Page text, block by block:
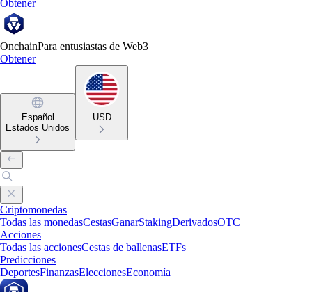
Obtener
OnchainPara entusiastas de Web3
Obtener
Español
Estados Unidos
USD
Criptomonedas
Todas las monedasCestasGanarStakingDerivadosOTC
Acciones
Todas las accionesCestas de ballenasETFs
Predicciones
DeportesFinanzasEleccionesEconomía